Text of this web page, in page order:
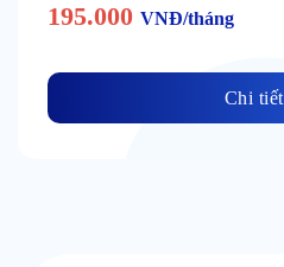
195.000 VNĐ/tháng
Chi tiết